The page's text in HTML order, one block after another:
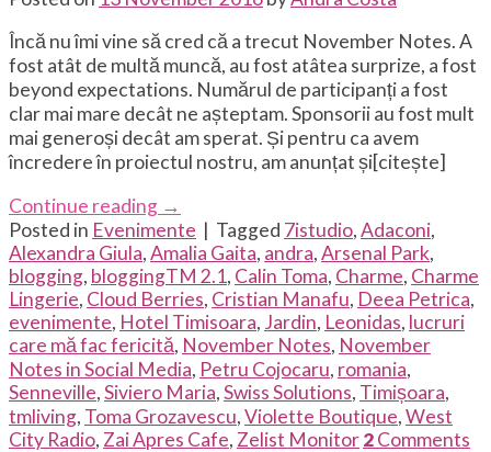
Încă nu îmi vine să cred că a trecut November Notes. A
fost atât de multă muncă, au fost atâtea surprize, a fost
beyond expectations. Numărul de participanți a fost
clar mai mare decât ne așteptam. Sponsorii au fost mult
mai generoși decât am sperat. Și pentru ca avem
încredere în proiectul nostru, am anunțat și[citește]
Continue reading →
Posted in Evenimente | Tagged 7istudio,Adaconi,
Alexandra Giula,Amalia Gaita, andra,Arsenal Park,
blogging, bloggingTM 2.1, Calin Toma, Charme, Charme
Lingerie, Cloud Berries, Cristian Manafu, Deea Petrica,
evenimente, Hotel Timisoara, Jardin, Leonidas, lucruri
care mă fac fericită, November Notes, November
Notes in Social Media, Petru Cojocaru, romania,
Senneville,Siviero Maria,Swiss Solutions, Timișoara,
tmliving, Toma Grozavescu,Violette Boutique,West
City Radio, Zai Apres Cafe, Zelist Monitor2Comments